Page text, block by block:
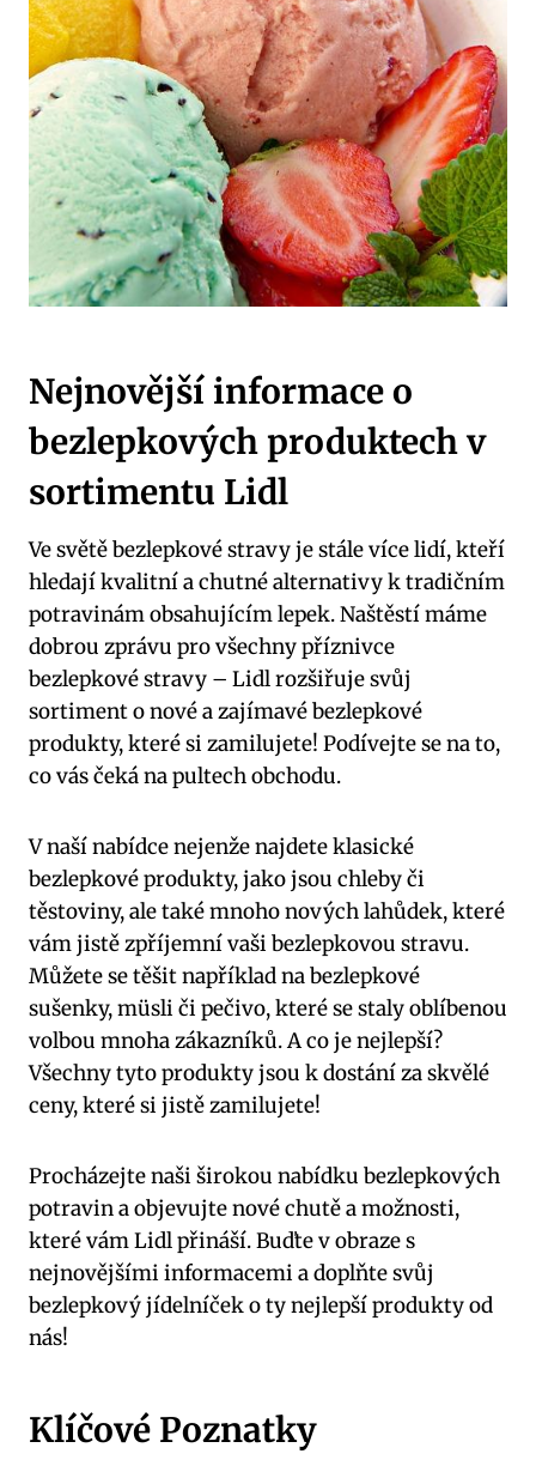
Nejnovější informace o
bezlepkových produktech v
sortimentu Lidl
Ve světě bezlepkové stravy je stále více lidí, kteří
hledají kvalitní a chutné alternativy k tradičním
potravinám obsahujícím lepek. Naštěstí máme
dobrou zprávu pro všechny příznivce
bezlepkové stravy – Lidl rozšiřuje svůj
sortiment o nové a zajímavé bezlepkové
produkty, které si zamilujete! Podívejte se na to,
co vás čeká na pultech obchodu.
V naší nabídce nejenže najdete klasické
bezlepkové produkty, jako jsou chleby či
těstoviny, ale také mnoho nových lahůdek, které
vám jistě zpříjemní vaši bezlepkovou stravu.
Můžete se těšit například na bezlepkové
sušenky, müsli či pečivo, které se staly oblíbenou
volbou mnoha zákazníků. A co je nejlepší?
Všechny tyto produkty jsou k dostání za skvělé
ceny, které si jistě zamilujete!
Procházejte naši širokou nabídku bezlepkových
potravin a objevujte nové chutě a možnosti,
které vám Lidl přináší. Buďte v obraze s
nejnovějšími informacemi a doplňte svůj
bezlepkový jídelníček o ty nejlepší produkty od
nás!
Klíčové Poznatky